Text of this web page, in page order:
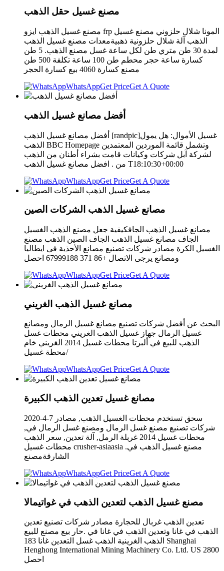
مصنع غسيل حقل الذهب
مصنع غسيل الذهب ايزو frp المونا شلال حلزوني مصنع غسيل
الذهب آلة شلال حلزونية ذهبيةمعدات مصنع غسيل الذهب
لمدة 30 طن متري طن لكل ساعة غسل مصنع الذهب. 5 طن
كسارة ساعة حجر محطم طن 100 ساعة تكلفة 500 طن
مصنع كسارة 4060 بيع كسارة الحجر
WhatsAppGet PriceGet A Quote
أفضل مصانع غسيل الذهب
أفضل مصانع غسيل الذهب [randpic]غسيل الأموال: هل يمول
الذهب BBC Homepage وتشمل قائمة الموردين المعتمدين
لشركة آبل شركات وكيانات قامت بشراء أطنان من الذهب
من . افضل مصانع غسيل الذهب T18:10:30+00:00
WhatsAppGet PriceGet A Quote
مصانع غسيل الذهب الشركات الصين
مصانع غسيل الذهب الجافكيفية جعل مصنع الذهب الغسيل
الجاف مصانع غسيل الذهب الجاف الصين الذهب مصنع
الغسيل الكرة مصادر شركات تصنيع مصانع الأحذية فى ايطاليا
ومصانع يرجى الاتصال +86 371 67999188 احصل
WhatsAppGet PriceGet A Quote
مصانع غسيل الذهب الغريني
البحث عن أفضل شركات تصنيع مصانع غسيل الرمال ومصانع
غسيل الرمال جهاز غسيل الذهب الغريني محطات غسل
الذهب للبيع في ألبرتا محطات غسيل 2014 الغريني خام
محطة غسيل/
WhatsAppGet PriceGet A Quote
مصانع غسيل تعدين الذهب الكبيرة
2020-4-7 سحق تستخدم محطات الغسيل الذهب, مصادر
شركات تصنيع مصنع غسل الرمال ومصنع غسل الرمال في,
محطات غسيل 2014 غربلة الرمل, آلة تعدين, سعر الذهب
محطات غسيل crusher-asiaasia .مصنع غسيل الذهب في
الشارقةمصنع
WhatsAppGet PriceGet A Quote
مصنع غسيل الذهب لتعدين الذهب في غواتيمالا
تعدين الذهب غربال للحجارة مصادر شركات تصنيع تعدين
الذهب في غانا وتعدين الذهب في غانا في .حار بيع مصنع للبيع
الذهب الغرينية الذهب غسل التعدين غانا 183 Shanghai
Henghong International Mining Machinery Co. Ltd. US 2800
احصل